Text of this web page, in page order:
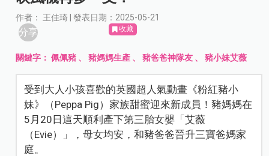
作者： 王佳琦 | 發表日期：2025-05-21
分享 收藏
關鍵字：佩佩豬 、豬媽媽生產 、豬爸爸神隊友 、豬小妹艾薇
受到大人小孩喜歡的英國超人氣動畫《粉紅豬小
妹》（Peppa Pig）家族甜蜜迎來新成員！豬媽媽在
5月20日這天順利產下第三胎女嬰「艾薇
（Evie）」，母女均安，和豬爸爸晉升三寶爸媽家
庭。